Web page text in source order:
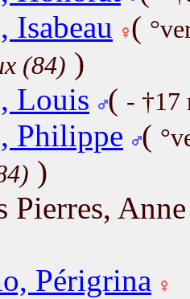
Isabeau (
(84) )
Louis ( - †17
Philippe (
)
Pierres, Anne
Périgrina